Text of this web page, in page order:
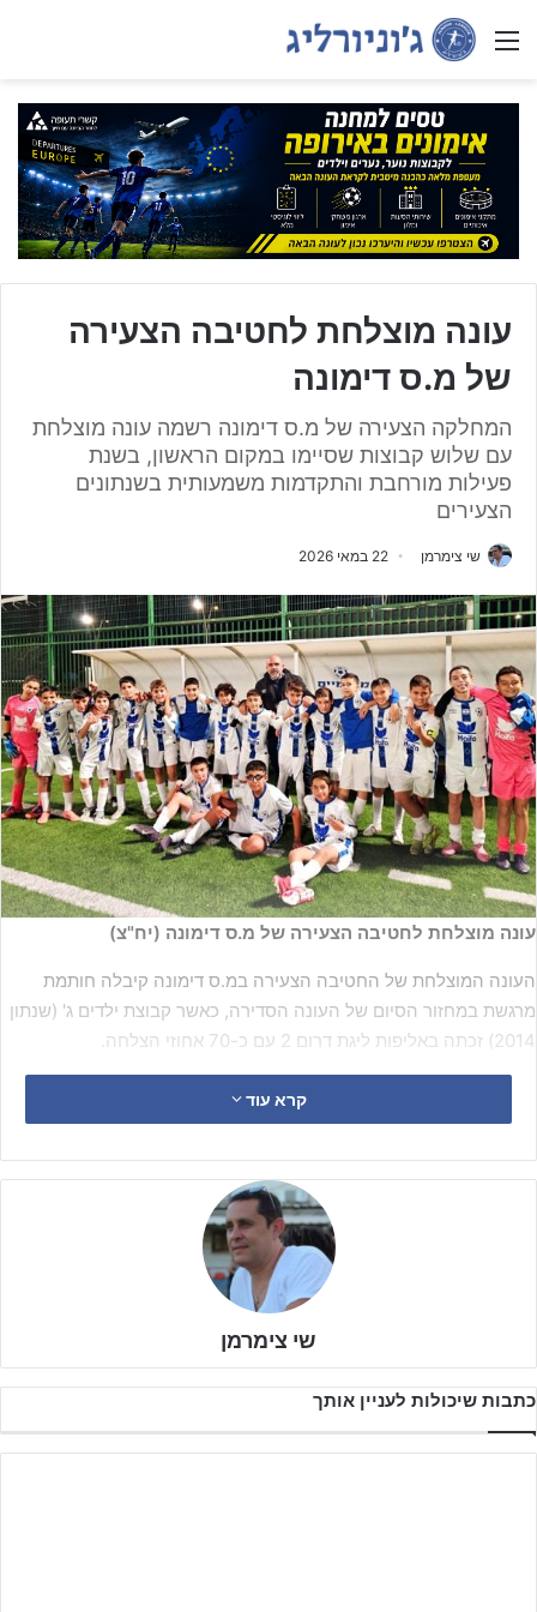
Menu
עונה מוצלחת לחטיבה הצעירה
של מ.ס דימונה
המחלקה הצעירה של מ.ס דימונה רשמה עונה מוצלחת
עם שלוש קבוצות שסיימו במקום הראשון, בשנת
פעילות מורחבת והתקדמות משמעותית בשנתונים
הצעירים
שי צימרמן 22 במאי 2026
עונה מוצלחת לחטיבה הצעירה של מ.ס דימונה (יח"צ)
העונה המוצלחת של החטיבה הצעירה במ.ס דימונה קיבלה חותמת
מרגשת במחזור הסיום של העונה הסדירה, כאשר קבוצת ילדים ג' (שנתון
2014) זכתה באליפות ליגת דרום 2 עם כ-70 אחוזי הצלחה.
הקבוצה מצטרפת לשתי קבוצות נוספות במחלקה שסיימו את העונה
במקום הראשון: קבוצת טרום א' (שנתון 2015), שסיימה במקום הראשון
בליגת דרום עם כ-95 אחוזי הצלחה, וקבוצת טרום ב' (שנתון 2016),
שסיימה ראשונה בליגת שפלה עם כ-90 אחוזי הצלחה.
קרא עוד
שי צימרמן
כתבות שיכולות לעניין אותך